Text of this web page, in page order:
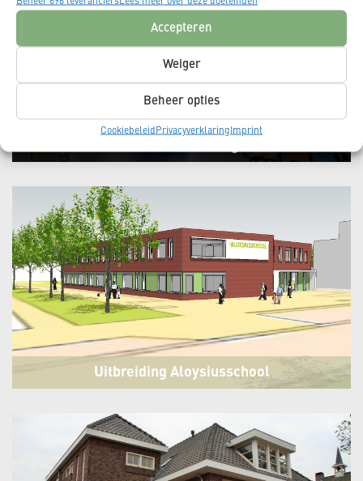
Accepteren
Weiger
Beheer opties
Cookiebeleid Privacyverklaring Imprint
Uitbreiding Aloysiusschool